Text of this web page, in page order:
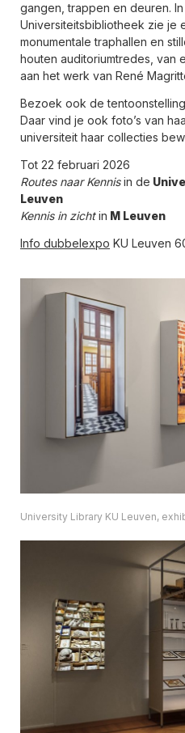
gangen, trappen en deuren.
Universiteitsbibliotheek zie je
monumentale traphallen en
houten auditoriumtredes, van
aan het werk van René
Bezoek ook de tentoonstelling
Daar vind je ook foto’s van
universiteit haar collecties
Tot 22 februari 2026
Routes naar Kennisin de
Leuven
Kennis in zichtin M Leuven
Info dubbelexpo KU Leuven
University Library KU Leuven,